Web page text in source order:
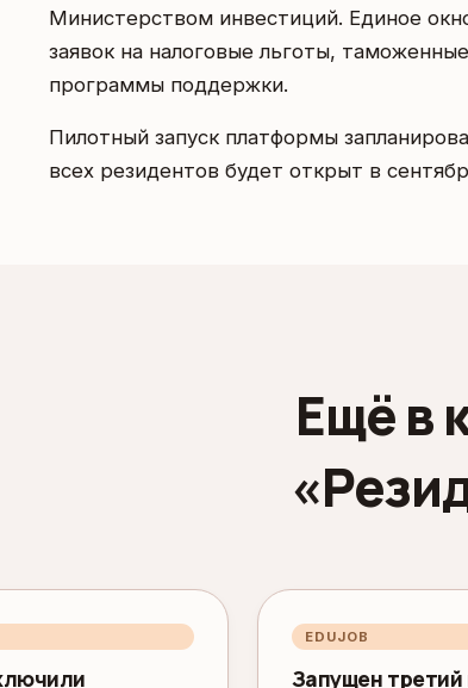
Министерством инвестиций. Единое
заявок на налоговые льготы,
программы поддержки.
Пилотный запуск платформы
всех резидентов будет открыт в
Ещё в
EDUJOB
Запущен